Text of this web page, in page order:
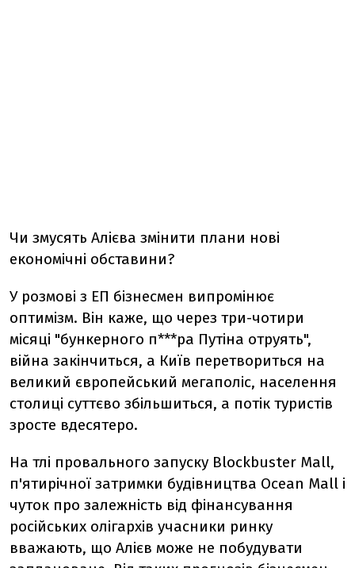
Чи змусять Алієва змінити плани нові
економічні обставини?
У розмові з ЕП бізнесмен випромінює
оптимізм. Він каже, що через три-чотири
місяці "бункерного п***ра Путіна отруять",
війна закінчиться, а Київ перетвориться на
великий європейський мегаполіс, населення
столиці суттєво збільшиться, а потік туристів
зросте вдесятеро.
На тлі провального запуску Blockbuster Mall,
п'ятирічної затримки будівництва Ocean Mall і
чуток про залежність від фінансування
російських олігархів учасники ринку
вважають, що Алієв може не побудувати